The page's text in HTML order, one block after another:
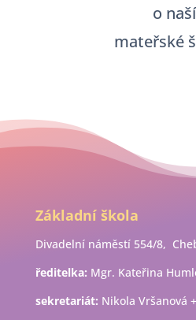
o naší
mateřské
Základní škola
Divadelní náměstí 554/8,
ředitelka: Mgr. Kateřina
sekretariát: Nikola Vršanová